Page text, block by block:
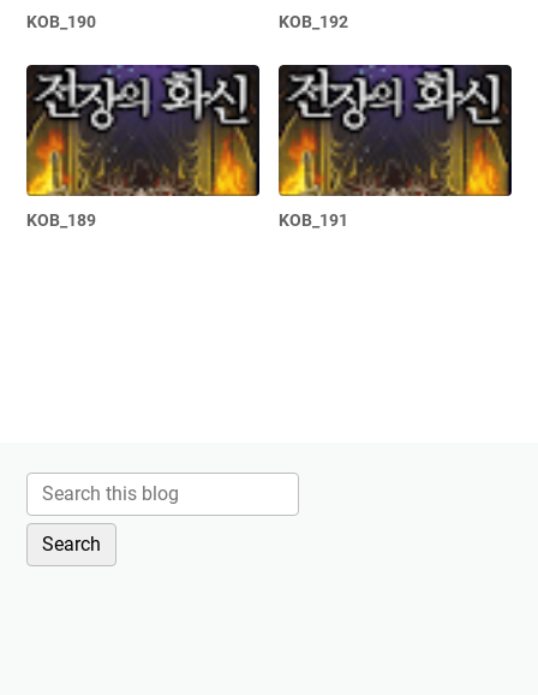
KOB_190 KOB_192
KOB_189 KOB_191